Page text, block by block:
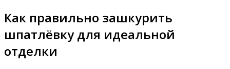
Как правильно зашкурить
шпатлёвку для идеальной
отделки